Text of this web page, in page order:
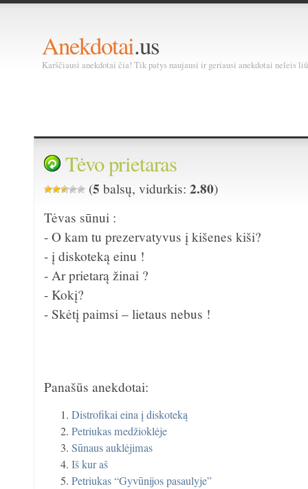
Anekdotai.us
Karščiausi anekdotai čia! Tik patys naujausi ir geriausi anekdotai neleis
Tėvo prietaras
(5 balsų, vidurkis:2.80)
Tėvas sūnui :
- O kam tu prezervatyvus į kišenes kiši?
- į diskoteką einu !
- Ar prietarą žinai ?
- Kokį?
- Skėtį paimsi – lietaus nebus !
Panašūs anekdotai:
Distrofikai eina į diskoteką
Petriukas medžioklėje
Sūnaus auklėjimas
Iš kur aš
Petriukas “Gyvūnijos pasaulyje”